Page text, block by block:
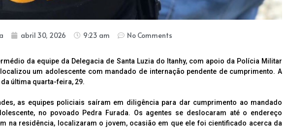
abril 30, 2026 9:23 am No Comments
da equipe da Delegacia de Santa Luzia do Itanhy, com apoio da Polícia Militar
um adolescente com mandado de internação pendente de cumprimento. A
última quarta-feira, 29.
as equipes policiais saíram em diligência para dar cumprimento ao mandado
no povoado Pedra Furada. Os agentes se deslocaram até o endereço
na residência, localizaram o jovem, ocasião em que ele foi cientificado acerca da